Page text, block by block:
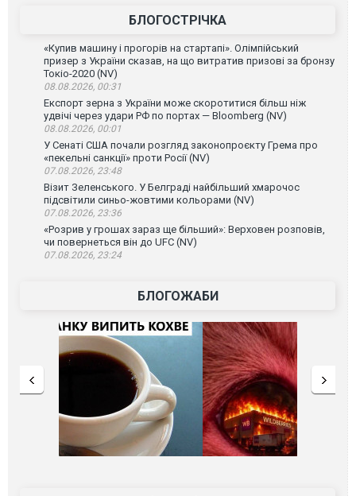
БЛОГОСТРІЧКА
«Купив машину і прогорів на стартапі». Олімпійський
призер з України сказав, на що витратив призові за бронзу
Токіо-2020 (NV)
08.08.2026, 00:31
Експорт зерна з України може скоротитися більш ніж
удвічі через удари РФ по портах — Bloomberg (NV)
08.08.2026, 00:01
У Сенаті США почали розгляд законопроєкту Грема про
«пекельні санкції» проти Росії (NV)
07.08.2026, 23:48
Візит Зеленського. У Белграді найбільший хмарочос
підсвітили синьо-жовтими кольорами (NV)
07.08.2026, 23:36
«Розрив у грошах зараз ще більший»: Верховен розповів,
чи повернеться він до UFC (NV)
07.08.2026, 23:24
БЛОГОЖАБИ